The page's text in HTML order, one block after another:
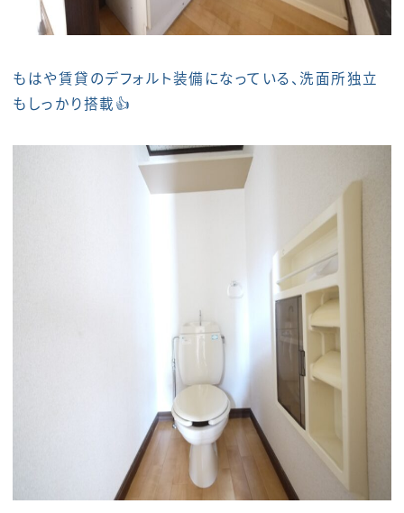
もはや賃貸のデフォルト装備になっている、洗面所独立
もしっかり搭載👍